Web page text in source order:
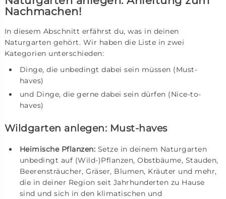
Nachmachen!
In diesem Abschnitt erfährst du, was in deinen
Naturgarten gehört. Wir haben die Liste in zwei
Kategorien unterschieden:
Dinge, die unbedingt dabei sein müssen (Must-
haves)
und Dinge, die gerne dabei sein dürfen (Nice-to-
haves)
Wildgarten anlegen: Must-haves
Heimische Pflanzen: Setze in deinem Naturgarten
unbedingt auf (Wild-)Pflanzen, Obstbäume, Stauden,
Beerensträucher, Gräser, Blumen, Kräuter und mehr,
die in deiner Region seit Jahrhunderten zu Hause
sind und sich in den klimatischen und